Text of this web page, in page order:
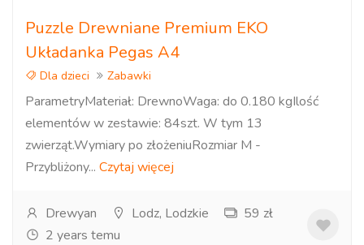
Puzzle Drewniane Premium EKO
Układanka Pegas A4
Dla dzieci Zabawki
ParametryMateriał: DrewnoWaga: do 0.180 kgIlość
elementów w zestawie: 84szt. W tym 13
zwierząt.Wymiary po złożeniuRozmiar M -
Przybliżony... Czytaj więcej
Drewyan Lodz, Lodzkie
59 zł
2 years temu